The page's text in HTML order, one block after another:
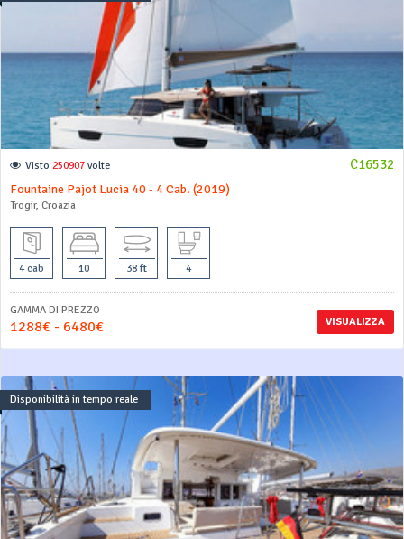
C16532
Visto 250907 volte
Fountaine Pajot Lucia 40 - 4 Cab. (2019)
Trogir, Croazia
4 cab 10 38 ft 4
VISUALIZZA
GAMMA DI PREZZO
1288€ - 6480€
Disponibilità in tempo reale